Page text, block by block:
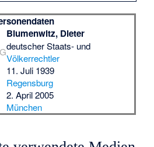
Blumenwitz, Dieter
deutscher Staats- und
Völkerrechtler
11. Juli 1939
Regensburg
2. April 2005
München